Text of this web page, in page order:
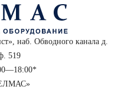
наб. Обводного канала д.
519